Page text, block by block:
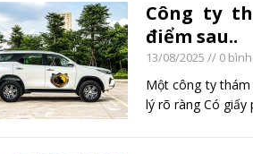
Công ty
điểm sau..
13/08/2025 // 0
Một công ty
lý rõ ràng Có giấy